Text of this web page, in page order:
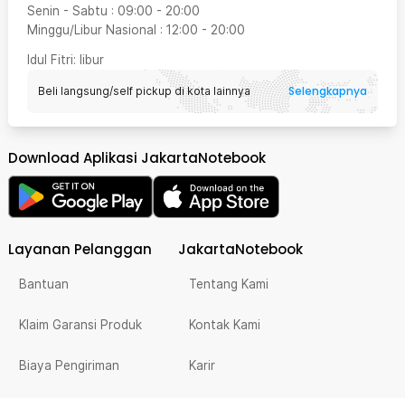
Senin - Sabtu : 09:00 - 20:00
Minggu/Libur Nasional : 12:00 - 20:00
Idul Fitri: libur
Beli langsung/self pickup di kota lainnya Selengkapnya
Download Aplikasi JakartaNotebook
Layanan Pelanggan
Bantuan
Klaim Garansi Produk
Biaya Pengiriman
JakartaNotebook
Tentang Kami
Kontak Kami
Karir